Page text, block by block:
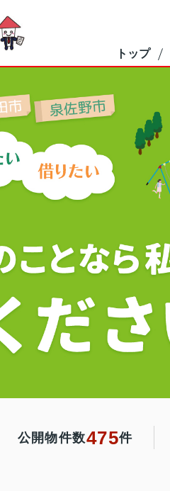
トップ
公開物件数475件